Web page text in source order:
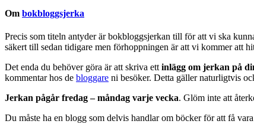
Om bokbloggsjerka
Precis som titeln antyder är bokbloggsjerkan till för att vi ska
säkert till sedan tidigare men förhoppningen är att vi kommer att
Det enda du behöver göra är att skriva ettinlägg om jerkan på
kommentar hos de bloggare ni besöker. Detta gäller naturligtvis
Jerkan pågår fredag – måndag varje vecka. Glöm inte att
Du måste ha en blogg som delvis handlar om böcker för att få